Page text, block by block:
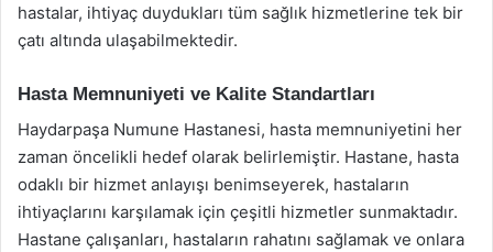
hastalar, ihtiyaç duydukları tüm sağlık hizmetlerine tek bir
çatı altında ulaşabilmektedir.
Hasta Memnuniyeti ve Kalite Standartları
Haydarpaşa Numune Hastanesi, hasta memnuniyetini her
zaman öncelikli hedef olarak belirlemiştir. Hastane, hasta
odaklı bir hizmet anlayışı benimseyerek, hastaların
ihtiyaçlarını karşılamak için çeşitli hizmetler sunmaktadır.
Hastane çalışanları, hastaların rahatını sağlamak ve onlara